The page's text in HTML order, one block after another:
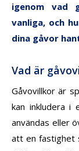
igenom vad
vanliga, och
dina gåvor
Vad är
Gåvovillkor är
kan inkludera
användas eller
att en fastighet